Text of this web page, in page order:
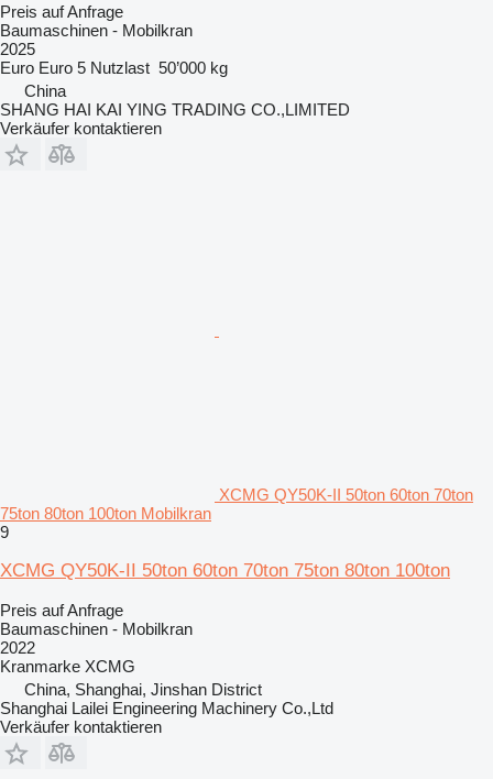
Preis auf Anfrage
Baumaschinen - Mobilkran
2025
Euro Euro 5 Nutzlast 50’000 kg
China
SHANG HAI KAI YING TRADING CO.,LIMITED
Verkäufer kontaktieren
XCMG QY50K-II 50ton 60ton 70ton
75ton 80ton 100ton Mobilkran
9
XCMG QY50K-II 50ton 60ton 70ton 75ton 80ton 100ton
Preis auf Anfrage
Baumaschinen - Mobilkran
2022
Kranmarke XCMG
China, Shanghai, Jinshan District
Shanghai Lailei Engineering Machinery Co.,Ltd
Verkäufer kontaktieren